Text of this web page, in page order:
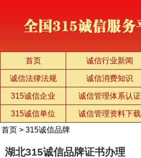
首页 诚信行业新闻
诚信法律法规 诚信消费知识
315诚信企业 诚信管理体系认证
315诚信单位 诚信管理资料下载
首页 > 315诚信品牌
湖北315诚信品牌证书办理